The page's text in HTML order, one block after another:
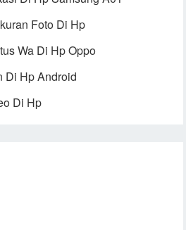
Foto Di Hp
Wa Di Hp Oppo
Di Hp Android
Di Hp